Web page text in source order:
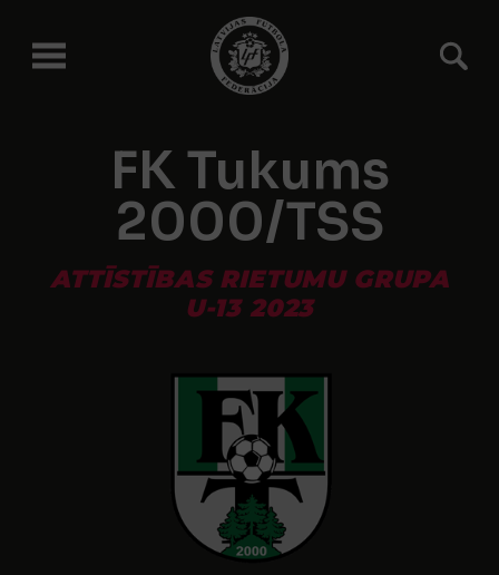
FK Tukums
2000/TSS
ATTĪSTĪBAS RIETUMU GRUPA
U-13 2023